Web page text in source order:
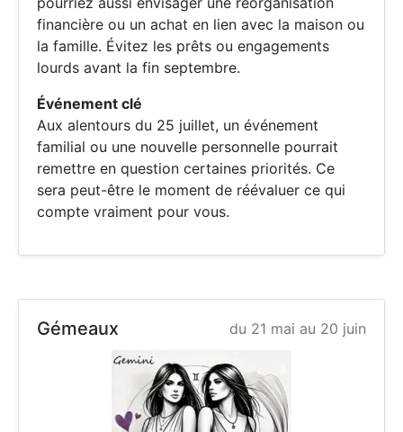
financière ou un achat en lien avec la maison ou
la famille. Évitez les prêts ou engagements
lourds avant la fin septembre.
Événement clé
Aux alentours du 25 juillet, un événement
familial ou une nouvelle personnelle pourrait
remettre en question certaines priorités. Ce
sera peut-être le moment de réévaluer ce qui
compte vraiment pour vous.
Gémeaux du 21 mai au 20 juin